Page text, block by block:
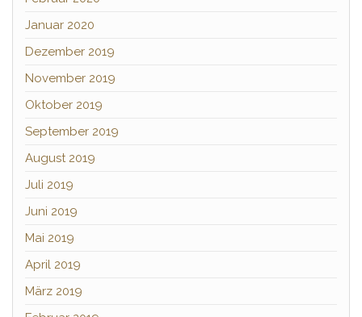
Januar 2020
Dezember 2019
November 2019
Oktober 2019
September 2019
August 2019
Juli 2019
Juni 2019
Mai 2019
April 2019
März 2019